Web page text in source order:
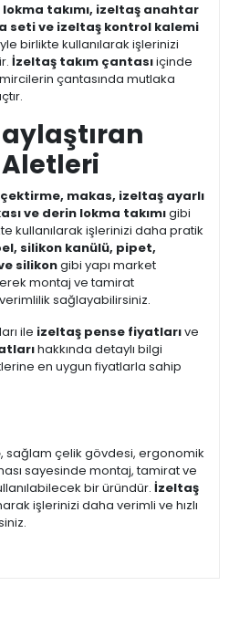
takımı, izeltaş anahtar
seti ve izeltaş kontrol kalemi
birlikte kullanılarak işlerinizi
İzeltaş takım çantasıiçinde
çantasında mutlaka
Aletleri
makas, izeltaş ayarlı
ve derin lokma takımıgibi
kullanılarak işlerinizi daha pratik
silikon kanülü, pipet,
silikongibi yapı market
montaj ve tamirat
sağlayabilirsiniz.
ile izeltaş pense fiyatlarıve
hakkında detaylı bilgi
en uygun fiyatlarla sahip
, sağlam çelik gövdesi, ergonomik
sayesinde montaj, tamirat ve
bir üründür. İzeltaş
işlerinizi daha verimli ve hızlı